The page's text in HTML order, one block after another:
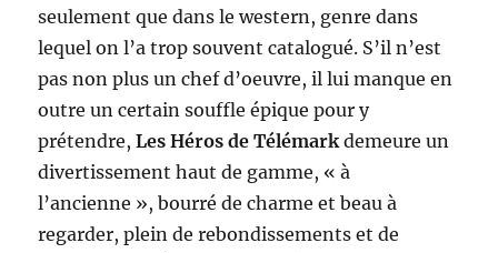
seulement que dans le western, genre dans
lequel on l’a trop souvent catalogué. S’il n’est
pas non plus un chef d’oeuvre, il lui manque en
outre un certain souffle épique pour y
prétendre,Les Héros de Télémarkdemeure un
divertissement haut de gamme, « à
l’ancienne », bourré de charme et beau à
regarder, plein de rebondissements et de